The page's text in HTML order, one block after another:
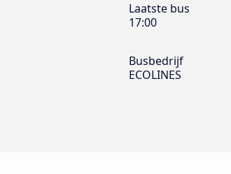
Laatste bus
17:00
Busbedrijf
ECOLINES